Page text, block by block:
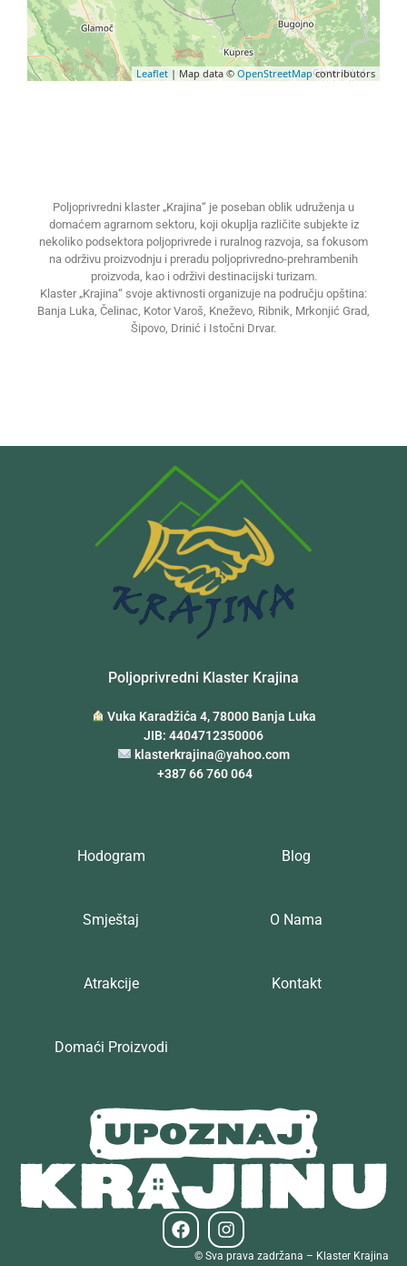
Leaflet | Map data © OpenStreetMapcontributors
Poljoprivredni klaster „Krajina“ je poseban oblik udruženja u
domaćem agrarnom sektoru, koji okuplja različite subjekte iz
nekoliko podsektora poljoprivrede i ruralnog razvoja, sa fokusom
na održivu proizvodnju i preradu poljoprivredno-prehrambenih
proizvoda, kao i održivi destinacijski turizam.
Klaster „Krajina“ svoje aktivnosti organizuje na području opština:
Banja Luka, Čelinac, Kotor Varoš, Kneževo, Ribnik, Mrkonjić Grad,
Šipovo, Drinić i Istočni Drvar.
Poljoprivredni Klaster Krajina
Vuka Karadžića 4, 78000 Banja Luka
JIB: 4404712350006
klasterkrajina@yahoo.com
+387 66 760 064
Hodogram
Smještaj
Atrakcije
Domaći Proizvodi
Blog
O Nama
Kontakt
© Sva prava zadržana – Klaster Krajina